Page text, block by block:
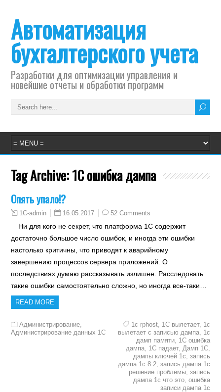
Автоматизация
бухгалтерского учета
Разработки для оптимизации управления и
новейшие отчеты и обработки программ
Tag Archive:1С ошибка дампа
Опять упало!?
1C-admin 16.05.2017 52 Comments
Ни для кого не секрет, что платформа 1С содержит
достаточно большое число ошибок, и иногда эти ошибки
настолько критичны, что приводят к аварийному
завершению процессов сервера приложений. О
последствиях думаю рассказывать излишне. Расследовать
такие ошибки самостоятельно сложно, но иногда все-таки…
READ MORE
Администрирование,
Администрирование данных 1С
1с rphost, 1С вылетает, 1с
вылетает с записью дампа, 1с
дамп памяти, 1С ошибка
дампа, 1С падает, Дамп 1С,
дампы ключей 1с, запись
дампа 1с 8.2, запись дампа 1с
решение проблемы, запись
дампа 1с что это, ошибка
записи дампа 1с